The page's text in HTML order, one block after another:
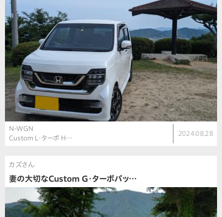
N-WGN
Custom L・ターボ H…
2024.08.28
カズさん
妻の大切なCustom G・ターボパッ…